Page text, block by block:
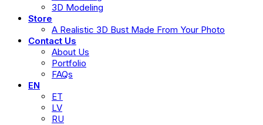
3D Modeling
Store
A Realistic 3D Bust Made From Your Photo
Contact Us
About Us
Portfolio
FAQs
EN
ET
LV
RU